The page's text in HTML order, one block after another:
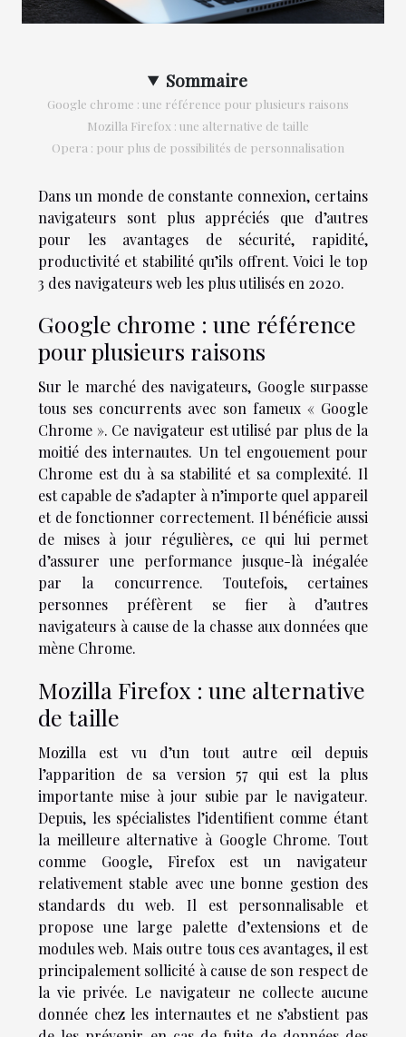
Sommaire
Google chrome : une référence pour plusieurs raisons
Mozilla Firefox : une alternative de taille
Opera : pour plus de possibilités de personnalisation
Dans un monde de constante connexion, certains
navigateurs sont plus appréciés que d’autres
pour les avantages de sécurité, rapidité,
productivité et stabilité qu’ils offrent. Voici le top
3 des navigateurs web les plus utilisés en 2020.
Google chrome : une référence
pour plusieurs raisons
Sur le marché des navigateurs, Google surpasse
tous ses concurrents avec son fameux « Google
Chrome ». Ce navigateur est utilisé par plus de la
moitié des internautes. Un tel engouement pour
Chrome est du à sa stabilité et sa complexité. Il
est capable de s’adapter à n’importe quel appareil
et de fonctionner correctement. Il bénéficie aussi
de mises à jour régulières, ce qui lui permet
d’assurer une performance jusque-là inégalée
par la concurrence. Toutefois, certaines
personnes préfèrent se fier à d’autres
navigateurs à cause de la chasse aux données que
mène Chrome.
Mozilla Firefox : une alternative
de taille
Mozilla est vu d’un tout autre œil depuis
l’apparition de sa version 57 qui est la plus
importante mise à jour subie par le navigateur.
Depuis, les spécialistes l’identifient comme étant
la meilleure alternative à Google Chrome. Tout
comme Google, Firefox est un navigateur
relativement stable avec une bonne gestion des
standards du web. Il est personnalisable et
propose une large palette d’extensions et de
modules web. Mais outre tous ces avantages, il est
principalement sollicité à cause de son respect de
la vie privée. Le navigateur ne collecte aucune
donnée chez les internautes et ne s’abstient pas